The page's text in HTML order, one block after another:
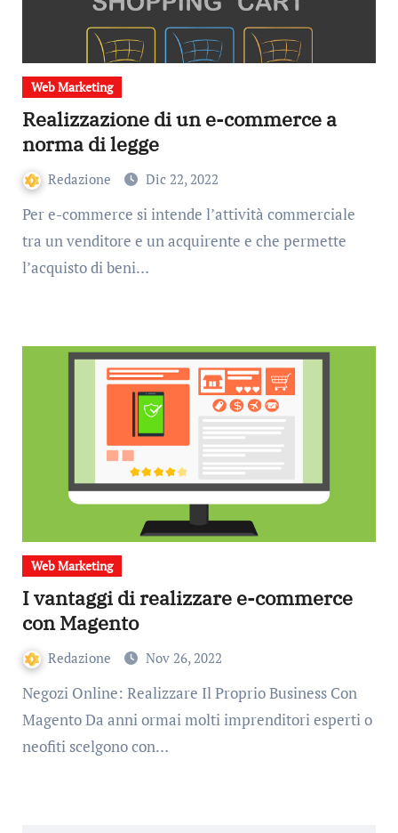
Web Marketing
Realizzazione di un e-commerce a
norma di legge
Redazione Dic 22, 2022
Per e-commerce si intende l’attività commerciale
tra un venditore e un acquirente e che permette
l’acquisto di beni…
Web Marketing
I vantaggi di realizzare e-commerce
con Magento
Redazione Nov 26, 2022
Negozi Online: Realizzare Il Proprio Business Con
Magento Da anni ormai molti imprenditori esperti o
neofiti scelgono con…